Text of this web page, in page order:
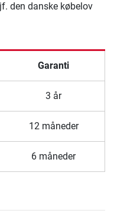
den danske købelov
Garanti
3 år
12 måneder
6 måneder